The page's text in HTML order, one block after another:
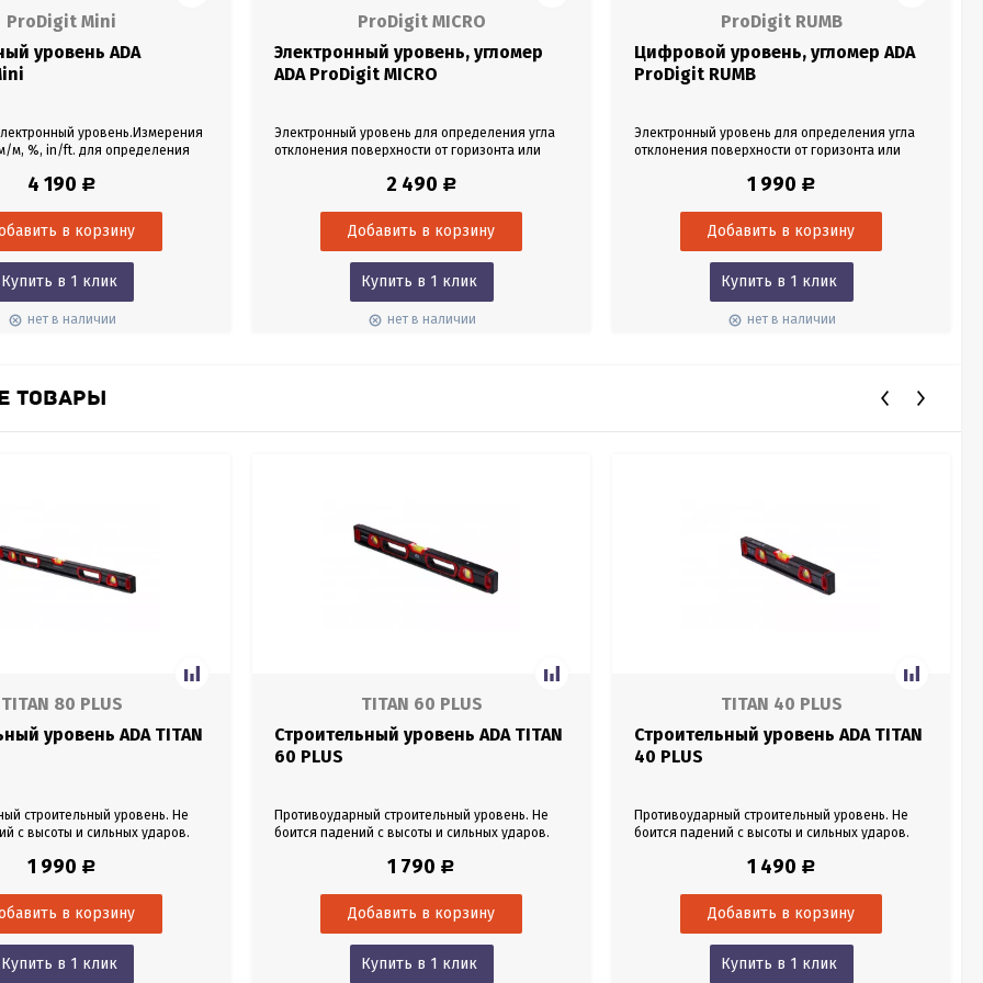
ProDigit Mini
уровень ADA
уровень.Измерения
м, %, in/ft. для определения
Направление уклона.
в основании.
Кейс в комплекте.
4 190 Р
Купить в 1 клик
нет в наличии
ProDigit MICRO
Электронный уровень, угломер
ADA ProDigit MICRO
Электронный уровень для определения угла
отклонения поверхности от горизонта или
крепление. Корпус из алюминиевого сплава.
2 490 Р
Купить в 1 клик
нет в наличии
ProDigit RUMB
Цифровой уровень, угломер ADA
ProDigit RUMB
Электронный уровень для определения угла
отклонения поверхности от горизонта или
крепление. Корпус из лёгкого пластика с
1 990 Р
Купить в 1 клик
нет в наличии
ТОВАРЫ
TITAN 80 PLUS
уровень ADA TITAN
строительный уровень. Не
с высоты и сильных ударов.
Магниты в основании. Длина 80
1 990 Р
Купить в 1 клик
TITAN 60 PLUS
Строительный уровень ADA TITAN
60 PLUS
Противоударный строительный уровень. Не
боится падений с высоты и сильных ударов.
миллиметрах. Магниты в основании. Длина 60
1 790 Р
Купить в 1 клик
TITAN 40 PLUS
Строительный уровень ADA TITAN
40 PLUS
Противоударный строительный уровень. Не
боится падений с высоты и сильных ударов.
миллиметрах. Магниты в основании. Длина 40
1 490 Р
Купить в 1 клик